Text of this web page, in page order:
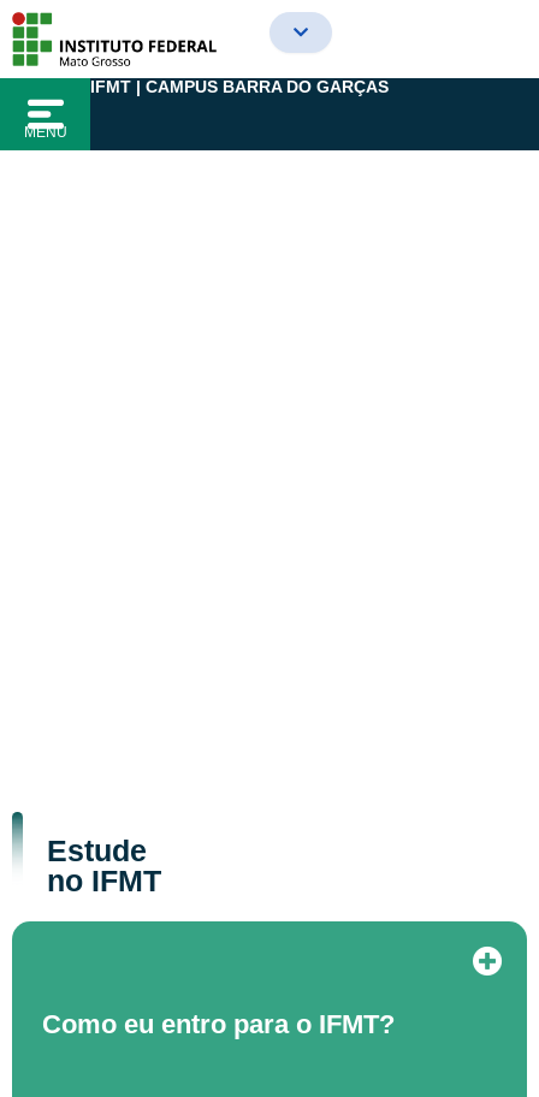
para
conteúdo
MENU
IFMT | CAMPUS BARRA DO GARÇAS
Estude
no IFMT
Como eu entro para o IFMT?